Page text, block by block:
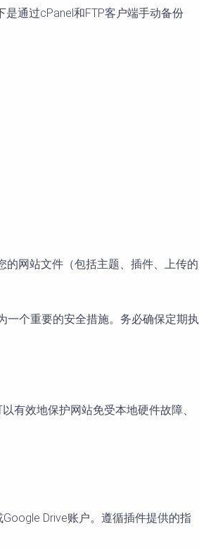
通过cPanel和FTP客户端手动备份
的网站文件（包括主题、插件、上传的
一个重要的安全措施。务必确保定期执
有效地保护网站免受本地硬件故障、
Drive账户。遵循插件提供的指